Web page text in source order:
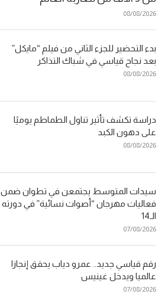
08/08/2026
بدء التحضير للجزء الثاني من فيلم “مايكل”
بعد نجاح قياسي في شباك التذاكر
08/08/2026
دراسة تكشف تأثير تناول الطماطم يوميًا
على دهون الكبد
08/08/2026
سيدات المتوسط يجتمعن في تطوان ضمن
فعاليات مهرجان “أصوات نسائية” في دورته
الـ14
07/08/2026
رقم قياسي جديد.. عمرو دياب يحقق إنجازا
عالميا ويدخل غينيس
07/08/2026